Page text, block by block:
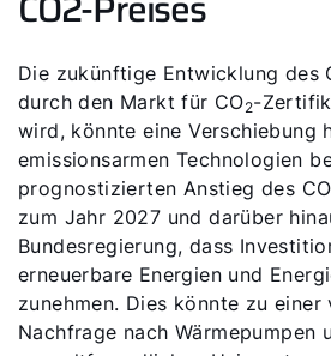
Die zukünftige Entwicklung des
durch den Markt für CO2-
wird, könnte eine Verschiebung
emissionsarmen Technologien
prognostizierten Anstieg des CO
zum Jahr 2027 und darüber
Bundesregierung, dass
erneuerbare Energien und
zunehmen. Dies könnte zu einer
Nachfrage nach Wärmepumpen